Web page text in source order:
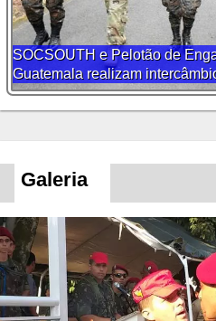
SOCSOUTH e Pelotão de
Guatemala realizam
Galeria